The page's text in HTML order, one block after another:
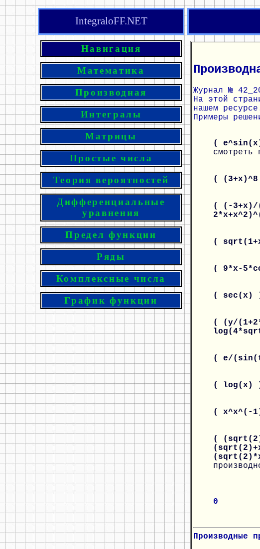
IntegraloFF.NET
Навигация
Математика
Производная
Интегралы
Матрицы
Простые числа
Теория вероятностей
Дифференциальные
уравнения
Предел функции
Ряды
Комплексные числа
График функции
Журнал №
На этой
нашем
Примеры
(
смотреть
(
( (-3+x)/
(
( 9*x-
( sec(x)
( (y/
( e/
( log(x)
( x^x^(-
(
0
Производные